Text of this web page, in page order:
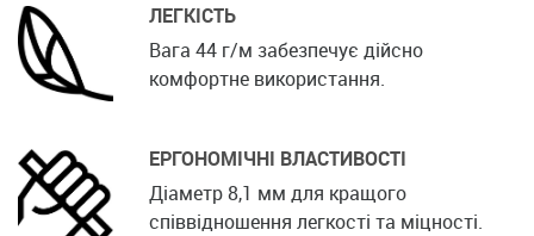
ЛЕГКІСТЬ
Вага 44 г/м забезпечує дійсно
комфортне використання.
ЕРГОНОМІЧНІ ВЛАСТИВОСТІ
Діаметр 8,1 мм для кращого
співвідношення легкості та міцності.